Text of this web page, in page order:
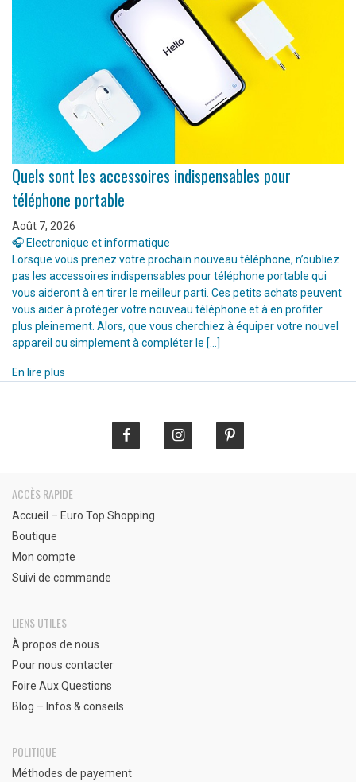
Quels sont les accessoires indispensables pour
téléphone portable
Août 7, 2026
🎧 Electronique et informatique
Lorsque vous prenez votre prochain nouveau téléphone, n’oubliez
pas les accessoires indispensables pour téléphone portable qui
vous aideront à en tirer le meilleur parti. Ces petits achats peuvent
vous aider à protéger votre nouveau téléphone et à en profiter
plus pleinement. Alors, que vous cherchiez à équiper votre nouvel
appareil ou simplement à compléter le […]
En lire plus
ACCÈS RAPIDE
Accueil – Euro Top Shopping
Boutique
Mon compte
Suivi de commande
LIENS UTILES
À propos de nous
Pour nous contacter
Foire Aux Questions
Blog – Infos & conseils
POLITIQUE
Méthodes de payement